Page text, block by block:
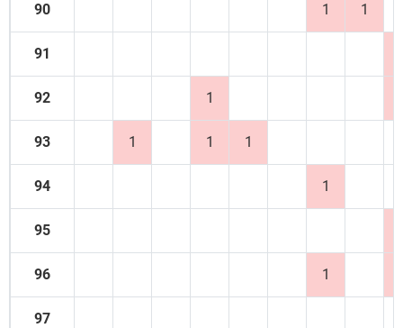
90 1 1
91
92 1
93 1 1 1
94 1
95
96 1
97